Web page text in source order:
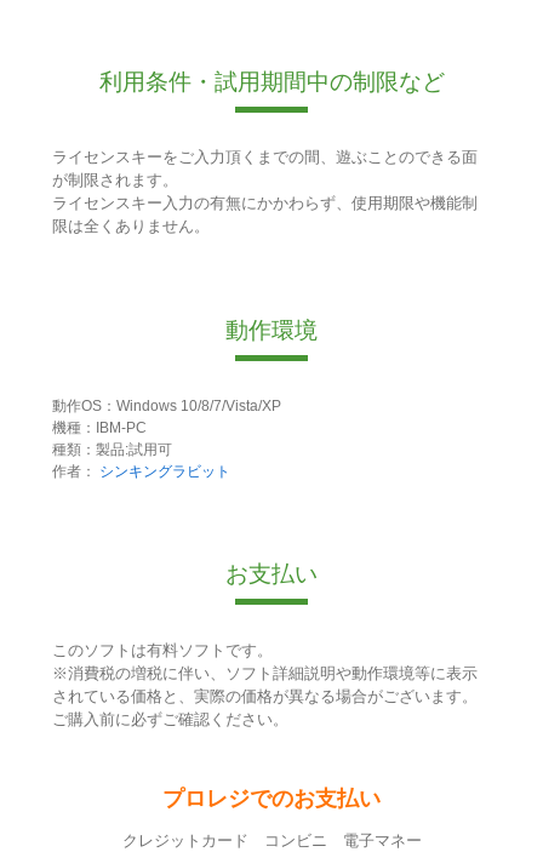
利用条件・試用期間中の制限など
ライセンスキーをご入力頂くまでの間、遊ぶことのできる面
が制限されます。
ライセンスキー入力の有無にかかわらず、使用期限や機能制
限は全くありません。
動作環境
動作OS：Windows 10/8/7/Vista/XP
機種：IBM-PC
種類：製品:試用可
作者：
シンキングラビット
お支払い
このソフトは有料ソフトです。
※消費税の増税に伴い、ソフト詳細説明や動作環境等に表示
されている価格と、実際の価格が異なる場合がございます。
ご購入前に必ずご確認ください。
プロレジでのお支払い
クレジットカード コンビニ 電子マネー